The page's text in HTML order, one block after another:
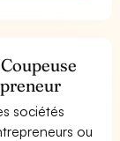
sociétés
ou